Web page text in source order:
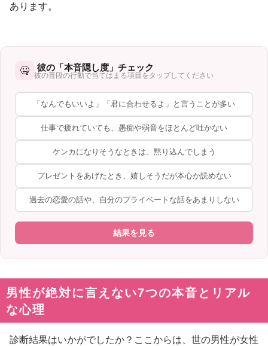
あります。
🤐 彼の「本音隠し度」チェック
彼の普段の行動で当てはまる項目をタップしてください
「なんでもいいよ」「君に合わせるよ」と言うことが多い
仕事で疲れていても、愚痴や弱音をほとんど吐かない
ケンカになりそうなときは、黙り込んでしまう
プレゼントをあげたとき、嬉しそうだが本心か読めない
過去の恋愛の話や、自分のプライベートな話をあまりしない
結果を見る
男性が絶対に言えない7つの本音とリアル
な心理
診断結果はいかがでしたか？ここからは、世の男性が女性